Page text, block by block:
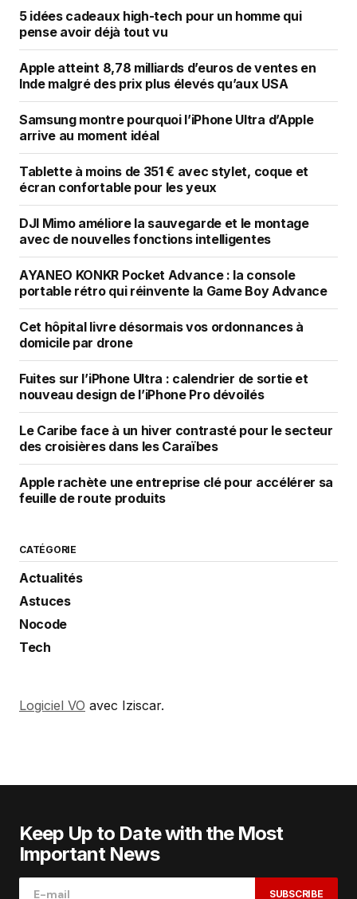
5 idées cadeaux high-tech pour un homme qui
pense avoir déjà tout vu
Apple atteint 8,78 milliards d’euros de ventes en
Inde malgré des prix plus élevés qu’aux USA
Samsung montre pourquoi l’iPhone Ultra d’Apple
arrive au moment idéal
Tablette à moins de 351 € avec stylet, coque et
écran confortable pour les yeux
DJI Mimo améliore la sauvegarde et le montage
avec de nouvelles fonctions intelligentes
AYANEO KONKR Pocket Advance : la console
portable rétro qui réinvente la Game Boy Advance
Cet hôpital livre désormais vos ordonnances à
domicile par drone
Fuites sur l’iPhone Ultra : calendrier de sortie et
nouveau design de l’iPhone Pro dévoilés
Le Caribe face à un hiver contrasté pour le secteur
des croisières dans les Caraïbes
Apple rachète une entreprise clé pour accélérer sa
feuille de route produits
CATÉGORIE
Actualités
Astuces
Nocode
Tech
Logiciel VO avec Iziscar.
Keep Up to Date with the Most
Important News
SUBSCRIBE